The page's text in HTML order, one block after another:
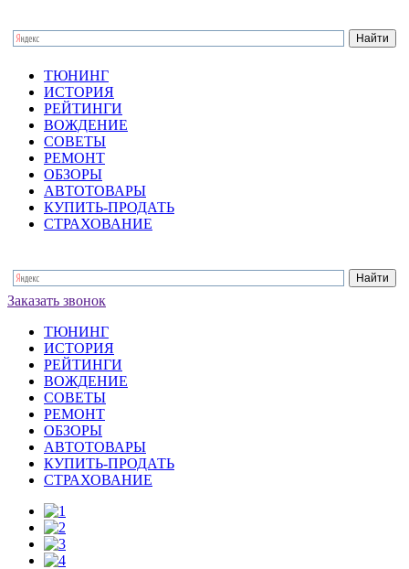
ТЮНИНГ
ИСТОРИЯ
РЕЙТИНГИ
ВОЖДЕНИЕ
СОВЕТЫ
РЕМОНТ
ОБЗОРЫ
АВТОТОВАРЫ
КУПИТЬ-ПРОДАТЬ
СТРАХОВАНИЕ
Заказать звонок
ТЮНИНГ
ИСТОРИЯ
РЕЙТИНГИ
ВОЖДЕНИЕ
СОВЕТЫ
РЕМОНТ
ОБЗОРЫ
АВТОТОВАРЫ
КУПИТЬ-ПРОДАТЬ
СТРАХОВАНИЕ